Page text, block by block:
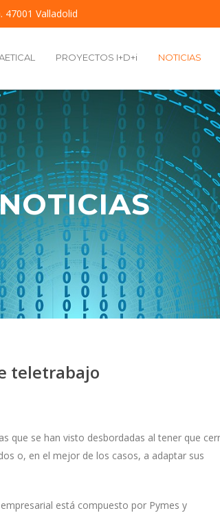
47001 Valladolid
PROYECTOS I+D+i NOTICIAS
teletrabajo
que se han visto desbordadas al tener que
o, en el mejor de los casos, a adaptar sus
está compuesto por Pymes y